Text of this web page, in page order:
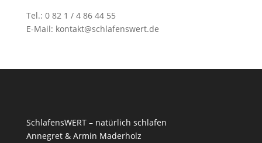
Tel.: 0 82 1 / 4 86 44 55
E-Mail: kontakt@schlafenswert.de
SchlafensWERT – natürlich schlafen
Annegret & Armin Maderholz